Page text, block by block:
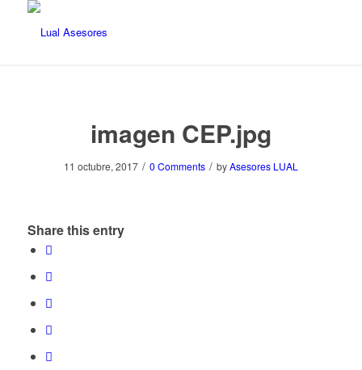
imagen CEP.jpg
11 octubre, 2017 / 0 Comments / byAsesores LUAL
Share this entry